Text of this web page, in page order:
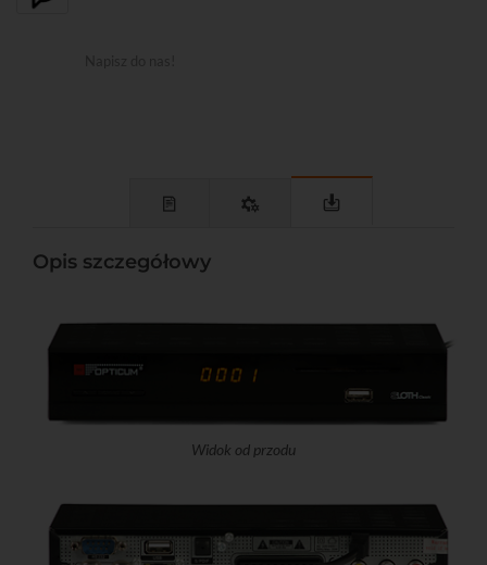
Opis szczegółowy
Widok od przodu